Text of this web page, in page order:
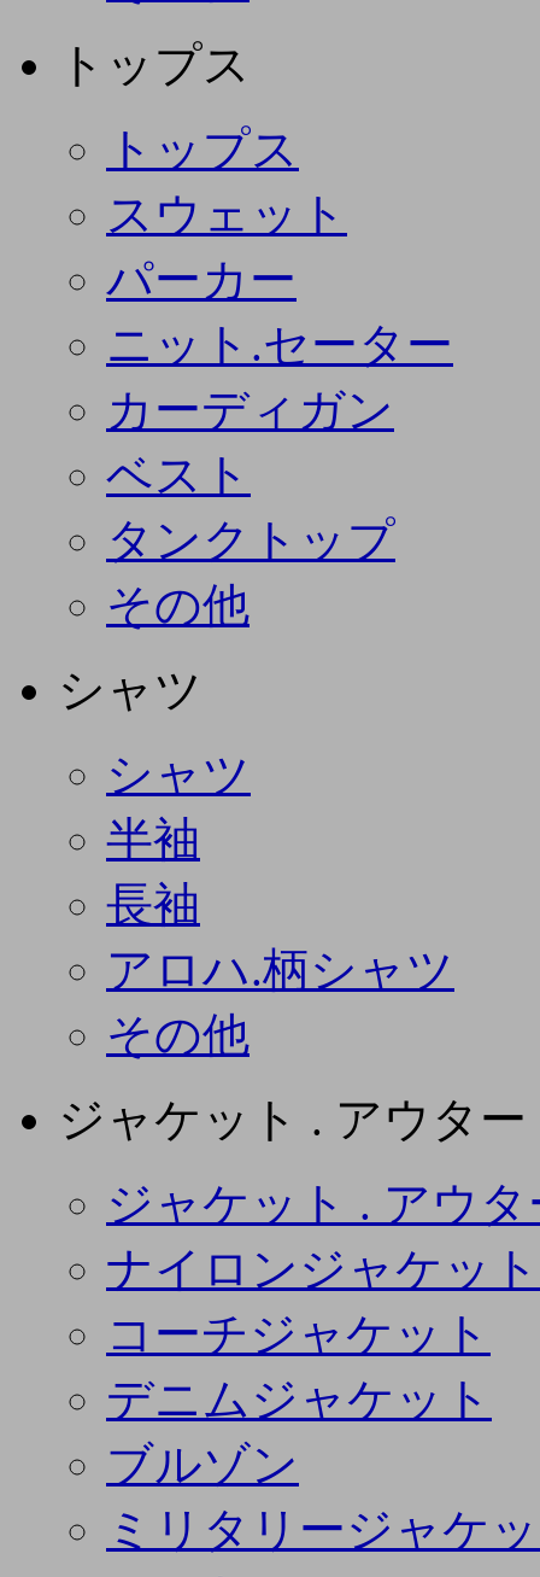
トップス
トップス
スウェット
パーカー
ニット.セーター
カーディガン
ベスト
タンクトップ
その他
シャツ
シャツ
半袖
長袖
アロハ.柄シャツ
その他
ジャケット . アウター
ジャケット . アウタ
ナイロンジャケット
コーチジャケット
デニムジャケット
ブルゾン
ミリタリージャケ